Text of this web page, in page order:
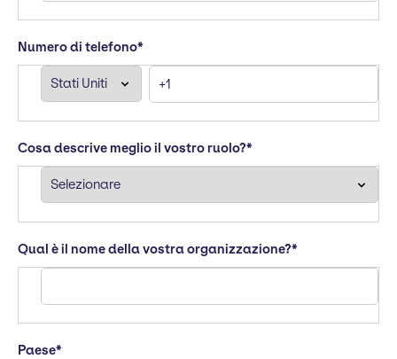
Numero di telefono*
Cosa descrive meglio il vostro ruolo?*
Qual è il nome della vostra organizzazione?*
Paese*